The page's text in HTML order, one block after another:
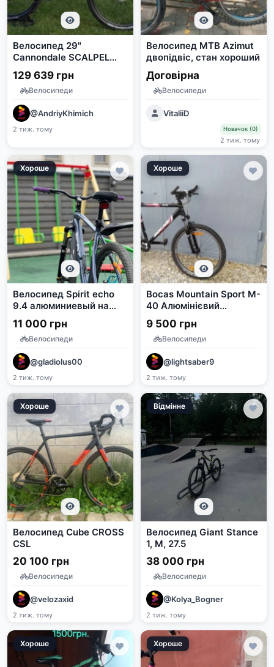
Велосипед 29"
Cannondale SCALPEL
Carbon, Розмір L
129 639 грн
Велосипеди
@AndriyKhimich
2 тиж. тому
Велосипед MTB Azimut
двопідвіс, стан хороший
Договірна
Велосипеди
VitaliiD
Новачок (0)
2 тиж. тому
Хороше
Велосипед Spirit echo
9.4 алюминиевый на
Shimano Deore
11 000 грн
Велосипеди
@gladiolus00
2 тиж. тому
Хороше
Bocas Mountain Sport M-
40 Алюмінієвий
велосипед 26 колеса 30
передач
9 500 грн
Велосипеди
@lightsaber9
2 тиж. тому
Хороше
Велосипед Cube CROSS
CSL
20 100 грн
Велосипеди
@velozaxid
2 тиж. тому
Відмінне
Велосипед Giant Stance
1, M, 27.5
38 000 грн
Велосипеди
@Kolya_Bogner
2 тиж. тому
Хороше Хороше